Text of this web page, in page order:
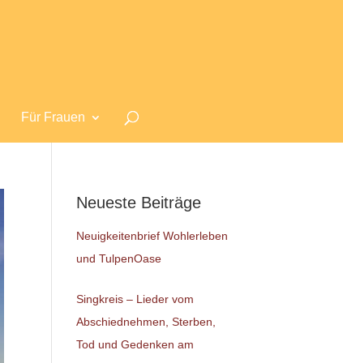
Für Frauen
Neueste Beiträge
Neuigkeitenbrief Wohlerleben
und TulpenOase
Singkreis – Lieder vom
Abschiednehmen, Sterben,
Tod und Gedenken am